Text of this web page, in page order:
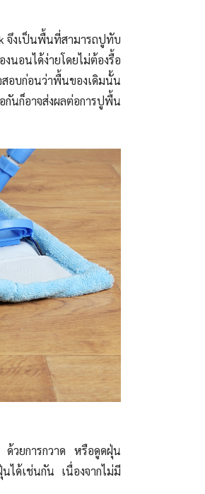
จึงเป็นพื้นที่สามารถปูทับ
นอนได้ง่ายโดยไม่ต้องรื้อ
สอบก่อนว่าพื้นของเดิมนั้น
กันก็อาจส่งผลต่อการปูพื้น
ด้วยการกวาด หรือดูดฝุ่น
ได้เช่นกัน เนื่องจากไม่มี